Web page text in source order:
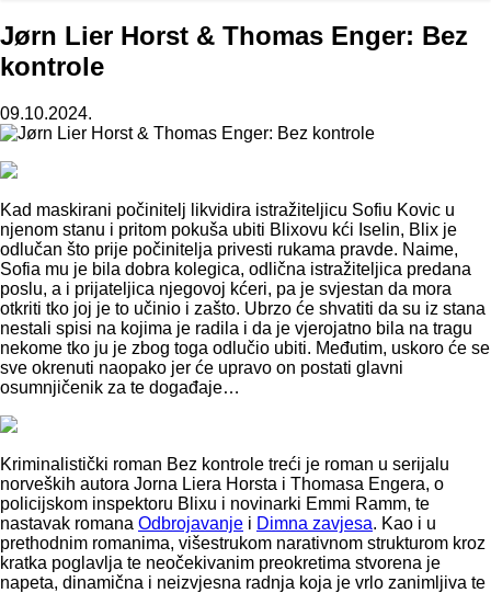
Jørn Lier Horst & Thomas Enger: Bez
kontrole
09.10.2024.
Kad maskirani počinitelj likvidira istražiteljicu Sofiu Kovic u
njenom stanu i pritom pokuša ubiti Blixovu kći Iselin, Blix je
odlučan što prije počinitelja privesti rukama pravde. Naime,
Sofia mu je bila dobra kolegica, odlična istražiteljica predana
poslu, a i prijateljica njegovoj kćeri, pa je svjestan da mora
otkriti tko joj je to učinio i zašto. Ubrzo će shvatiti da su iz stana
nestali spisi na kojima je radila i da je vjerojatno bila na tragu
nekome tko ju je zbog toga odlučio ubiti. Međutim, uskoro će se
sve okrenuti naopako jer će upravo on postati glavni
osumnjičenik za te događaje…
Kriminalistički roman Bez kontrole treći je roman u serijalu
norveških autora Jorna Liera Horsta i Thomasa Engera, o
policijskom inspektoru Blixu i novinarki Emmi Ramm, te
nastavak romana Odbrojavanje i Dimna zavjesa. Kao i u
prethodnim romanima, višestrukom narativnom strukturom kroz
kratka poglavlja te neočekivanim preokretima stvorena je
napeta, dinamična i neizvjesna radnja koja je vrlo zanimljiva te